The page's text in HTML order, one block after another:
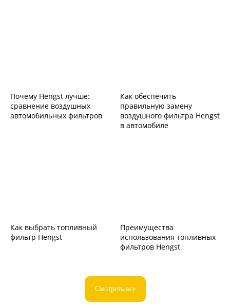
Почему Hengst лучше:
сравнение воздушных
автомобильных фильтров
Как обеспечить
правильную замену
воздушного фильтра Hengst
в автомобиле
Как выбрать топливный
фильтр Hengst
Преимущества
использования топливных
фильтров Hengst
Смотреть все